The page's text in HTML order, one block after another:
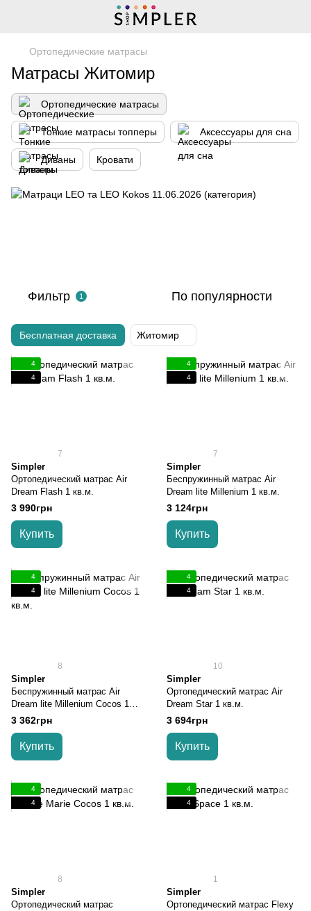
Ортопедические матрасы
Матрасы Житомир
Ортопедические матрасы
Тонкие матрасы топперы Аксессуары для сна
Диваны Кровати
Фильтр 1 По популярности
Бесплатная доставка Житомир
4
4
7
Simpler
Ортопедический матрас Air
Dream Flash 1 кв.м.
3 990грн
Купить
4
4
7
Simpler
Беспружинный матрас Air
Dream lite Millenium 1 кв.м.
3 124грн
Купить
4
4
8
Simpler
Беспружинный матрас Air
Dream lite Millenium Cocos 1
кв.м.
3 362грн
Купить
4
4
10
Simpler
Ортопедический матрас Air
Dream Star 1 кв.м.
3 694грн
Купить
4
4
8
Simpler
Ортопедический матрас
4
4
1
Simpler
Ортопедический матрас Flexy